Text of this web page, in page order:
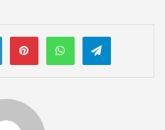
LinkedInPinterestWhatsAppTelegram